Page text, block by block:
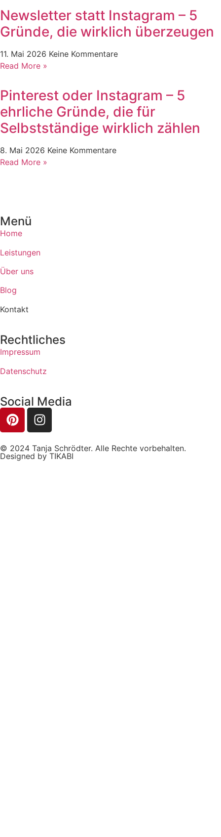
Newsletter statt Instagram – 5
Gründe, die wirklich überzeugen
11. Mai 2026 Keine Kommentare
Read More »
Pinterest oder Instagram – 5
ehrliche Gründe, die für
Selbstständige wirklich zählen
8. Mai 2026 Keine Kommentare
Read More »
Menü
Home
Leistungen
Über uns
Blog
Kontakt
Rechtliches
Impressum
Datenschutz
Social Media
© 2024 Tanja Schrödter. Alle Rechte vorbehalten.
Designed by TIKABI